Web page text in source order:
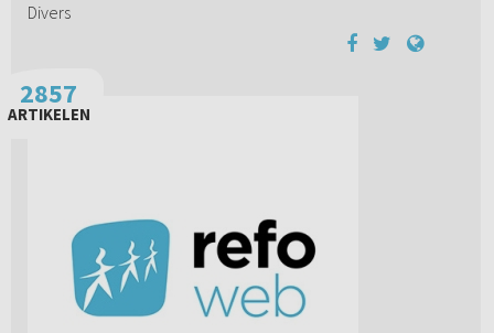
Divers
2857
ARTIKELEN